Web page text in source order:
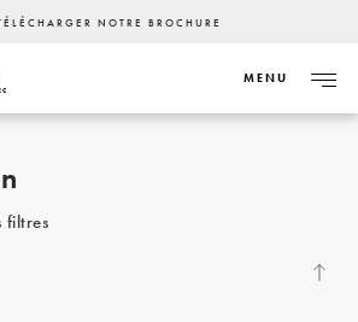
NOTRE BROCHURE
MENU
filtres